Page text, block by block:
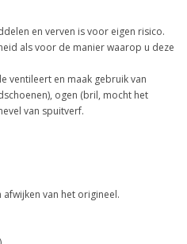
en verven is voor eigen risico.
als voor de manier waarop u deze
ventileert en maak gebruik van
ogen (bril, mocht het
van spuitverf.
van het origineel.